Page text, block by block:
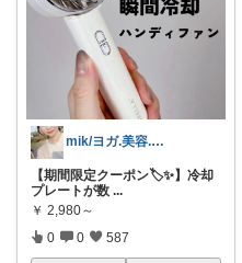
mik/ヨガ.美容.ファッション𓂃.✿
【期間限定クーポン🏷️✨】冷却
プレートが数 ...
￥ 2,980～
0 0 587